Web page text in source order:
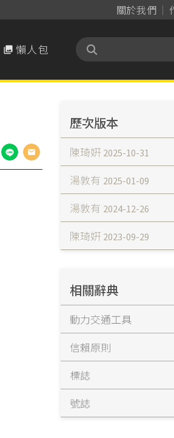
關於我們
 懶人包
歷次版本
陳琦姸 2025-10-31
湯敦有 2025-01-09
湯敦有 2024-12-26
陳琦姸 2023-09-29
相關辭典
動力交通工具
信賴原則
標誌
號誌